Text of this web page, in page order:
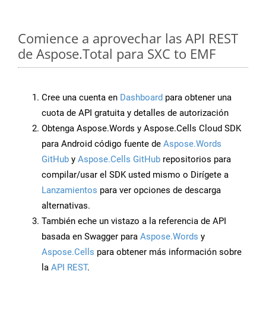
Comience a aprovechar las API REST
de Aspose.Total para SXC to EMF
Cree una cuenta en Dashboard para obtener una
cuota de API gratuita y detalles de autorización
Obtenga Aspose.Words y Aspose.Cells Cloud SDK
para Android código fuente de Aspose.Words
GitHub y Aspose.Cells GitHub repositorios para
compilar/usar el SDK usted mismo o Dirígete a
Lanzamientos para ver opciones de descarga
alternativas.
También eche un vistazo a la referencia de API
basada en Swagger para Aspose.Words y
Aspose.Cells para obtener más información sobre
la API REST.